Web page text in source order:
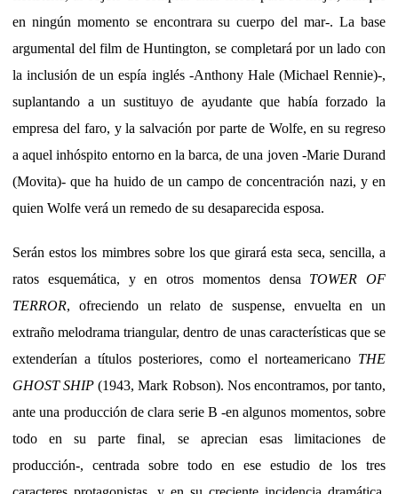
en ningún momento se encontrara su cuerpo del mar-. La base
argumental del film de Huntington, se completará por un lado con
la inclusión de un espía inglés -Anthony Hale (Michael Rennie)-,
suplantando a un sustituyo de ayudante que había forzado la
empresa del faro, y la salvación por parte de Wolfe, en su regreso
a aquel inhóspito entorno en la barca, de una joven -Marie Durand
(Movita)- que ha huido de un campo de concentración nazi, y en
quien Wolfe verá un remedo de su desaparecida esposa.
Serán estos los mimbres sobre los que girará esta seca, sencilla, a
ratos esquemática, y en otros momentos densa TOWER OF
TERROR, ofreciendo un relato de suspense, envuelta en un
extraño melodrama triangular, dentro de unas características que se
extenderían a títulos posteriores, como el norteamericano THE
GHOST SHIP (1943, Mark Robson). Nos encontramos, por tanto,
ante una producción de clara serie B -en algunos momentos, sobre
todo en su parte final, se aprecian esas limitaciones de
producción-, centrada sobre todo en ese estudio de los tres